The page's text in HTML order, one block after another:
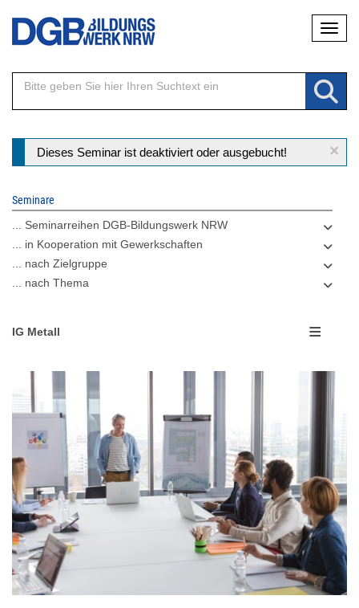
Direkt
Inhalt
×
Statusmeldung
Dieses Seminar ist deaktiviert oder ausgebucht!
Seminare
... Seminarreihen DGB-Bildungswerk NRW
... in Kooperation mit Gewerkschaften
... nach Zielgruppe
... nach Thema
IG Metall